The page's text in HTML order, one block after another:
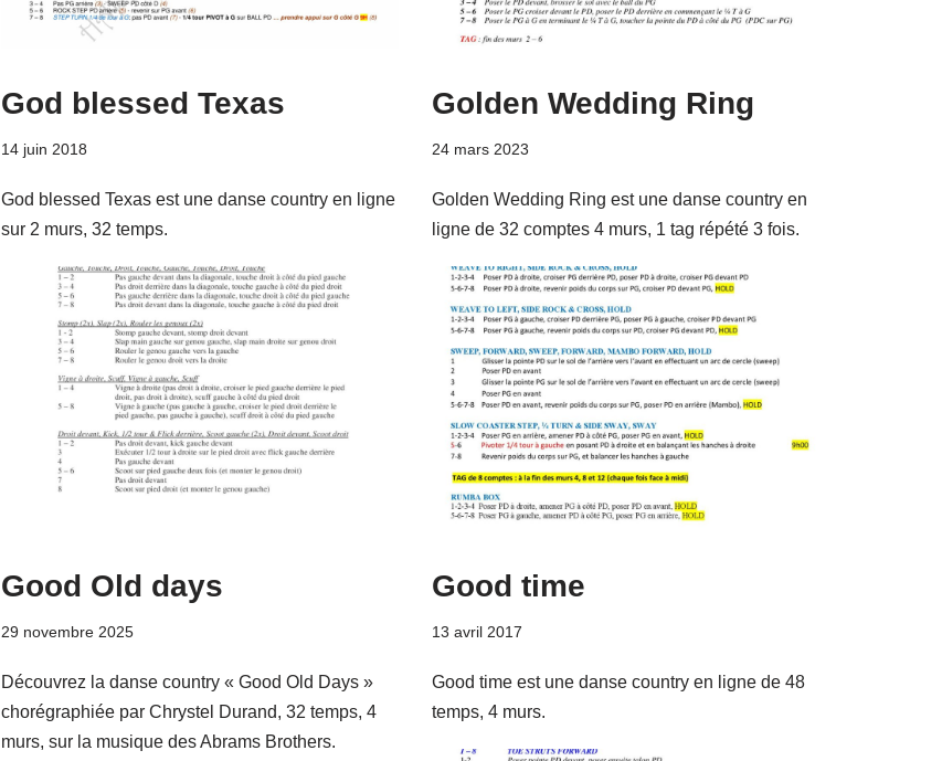
God blessed Texas
14 juin 2018
God blessed Texas est une danse country en ligne
sur 2 murs, 32 temps.
Golden Wedding Ring
24 mars 2023
Golden Wedding Ring est une danse country en
ligne de 32 comptes 4 murs, 1 tag répété 3 fois.
Good Old days
29 novembre 2025
Découvrez la danse country « Good Old Days »
chorégraphiée par Chrystel Durand, 32 temps, 4
murs, sur la musique des Abrams Brothers.
Good time
13 avril 2017
Good time est une danse country en ligne de 48
temps, 4 murs.